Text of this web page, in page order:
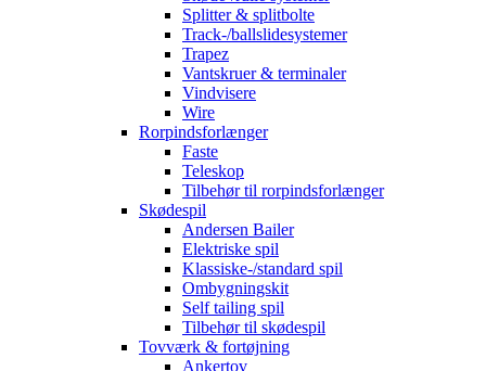
Splitter & splitbolte
Track-/ballslidesystemer
Trapez
Vantskruer & terminaler
Vindvisere
Wire
Rorpindsforlænger
Faste
Teleskop
Tilbehør til rorpindsforlænger
Skødespil
Andersen Bailer
Elektriske spil
Klassiske-/standard spil
Ombygningskit
Self tailing spil
Tilbehør til skødespil
Tovværk & fortøjning
Ankertov